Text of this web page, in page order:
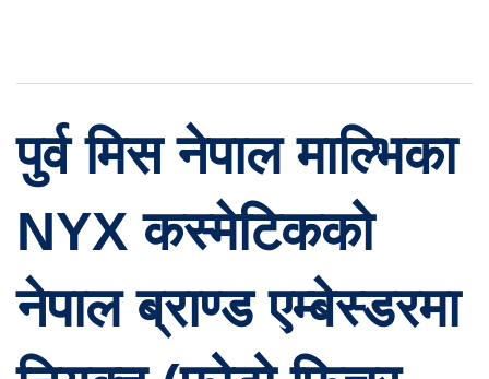
पुर्व मिस नेपाल माल्भिका
NYX कस्मेटिकको
नेपाल ब्राण्ड एम्बेस्डरमा